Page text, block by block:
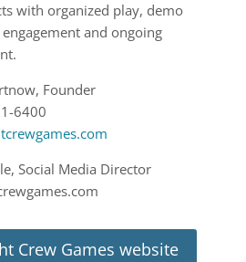
with organized play, demo
and ongoing
Founder
6400
Social Media Director
Crew Games website